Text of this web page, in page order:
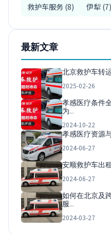
救护车服务 (8)
伊犁 (7)
最新文章
北京救护车转
2025-02-26
孝感医疗条件
为…
2024-10-22
孝感医疗资源
2024-06-27
安顺救护车出
2024-06-27
如何在北京及
服…
2024-03-27